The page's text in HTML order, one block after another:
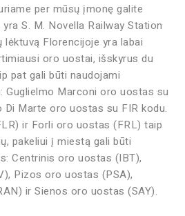
per mūsų įmonę galite
S. M. Novella Railway Station
lėktuvą Florencijoje yra labai
oro uostai, išskyrus du
pat gali būti naudojami
Guglielmo Marconi oro uostas su
Di Marte oro uostas su FIR kodu.
ir Forli oro uostas (FRL) taip
pakeliui į miestą gali būti
Centrinis oro uostas (IBT),
Pizos oro uostas (PSA),
ir Sienos oro uostas (SAY).